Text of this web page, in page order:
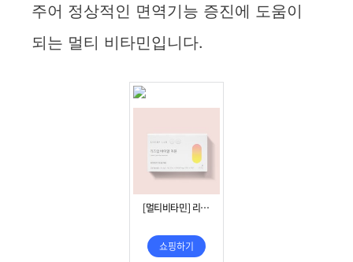
주어 정상적인 면역기능 증진에 도움이
되는 멀티 비타민입니다.